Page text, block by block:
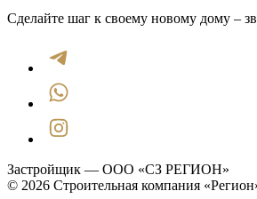
Сделайте шаг к своему новому дому –
Застройщик — ООО «СЗ РЕГИОН»
© 2026 Строительная компания